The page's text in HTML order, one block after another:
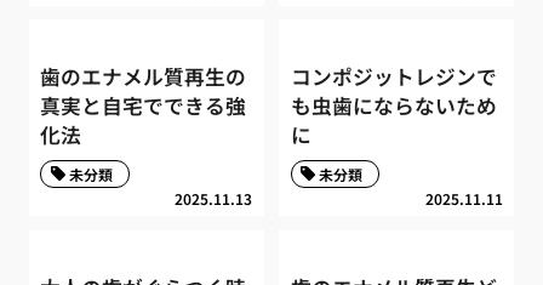
歯のエナメル質再生の
真実と自宅でできる強
化法
2025.11.13
未分類
コンポジットレジンで
も虫歯にならないため
に
2025.11.11
未分類